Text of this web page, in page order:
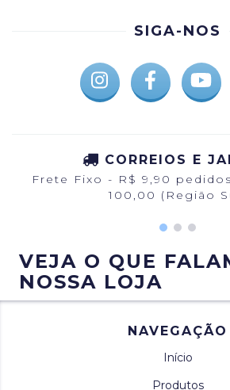
SIGA-NOS
CORREIOS E
Frete Fixo - R$ 9,90
100,00 (Região
VEJA O QUE
NOSSA LOJA
NAVEGAÇÃO
Início
Produtos